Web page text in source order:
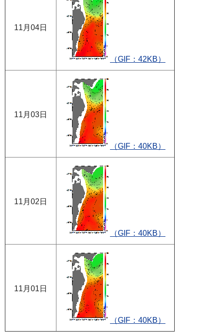
11月04日
（GIF：42KB）
11月03日
（GIF：40KB）
11月02日
（GIF：40KB）
11月01日
（GIF：40KB）